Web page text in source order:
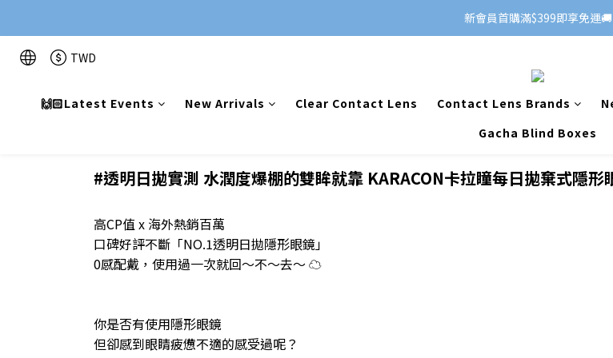
新會員首購滿$399即享免運🚚
TWD
🙌🏻Latest Events New Arrivals Clear Contact Lens Contact Lens Brands
Gacha Blind Boxes
#透明日拋實測 水潤度爆棚的雙眸就靠 KARACON卡拉瞳每日拋棄式隱
高CP值 x 海外熱銷百萬
口碑好評不斷「NO.1透明日拋隱形眼鏡」
0感配戴，使用過一次就回～不～去～ ☁️
你是否有使用隱形眼鏡
但卻感到眼睛疲憊不適的感受過呢？